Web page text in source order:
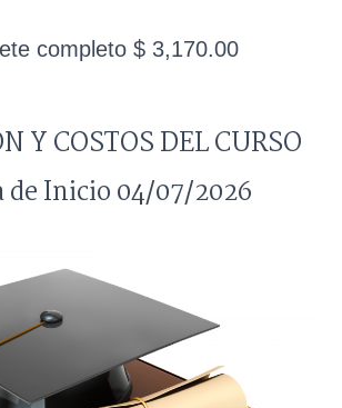
completo $ 3,170.00
Y COSTOS DEL CURSO
de Inicio 04/07/2026